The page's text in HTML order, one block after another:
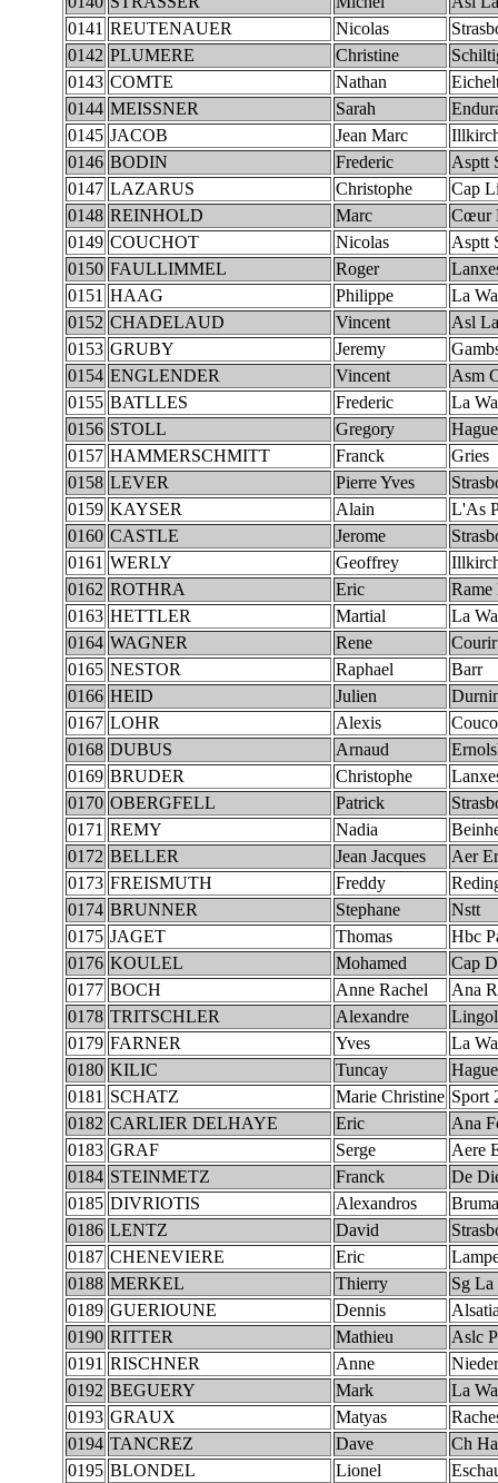
0141 REUTENAUER Nicolas
0142 PLUMERE Christine
0143 COMTE Nathan
0144 MEISSNER Sarah
0145 JACOB Jean Marc
0146 BODIN Frederic
Asptt
0147 LAZARUS Christophe
Cap
0148 REINHOLD Marc
Cœur
0149 COUCHOT Nicolas
Asptt
0150 FAULLIMMEL Roger
0151 HAAG Philippe
La
0152 CHADELAUD Vincent
Asl
0153 GRUBY Jeremy
0154 ENGLENDER Vincent
Asm
0155 BATLLES Frederic
La
0156 STOLL Gregory
0157 HAMMERSCHMITT Franck
Gries
0158 LEVER Pierre Yves
0159 KAYSER Alain
L'As
0160 CASTLE Jerome
0161 WERLY Geoffrey
0162 ROTHRA Eric
Rame
0163 HETTLER Martial
La
0164 WAGNER Rene
0165 NESTOR Raphael
Barr
0166 HEID Julien
0167 LOHR Alexis
0168 DUBUS Arnaud
0169 BRUDER Christophe
0170 OBERGFELL Patrick
0171 REMY Nadia
0172 BELLER Jean Jacques
Aer
0173 FREISMUTH Freddy
0174 BRUNNER Stephane
Nstt
0175 JAGET Thomas
Hbc
0176 KOULEL Mohamed
Cap
0177 BOCH Anne Rachel
Ana
0178 TRITSCHLER Alexandre
0179 FARNER Yves
La
0180 KILIC Tuncay
0181 SCHATZ Marie Christine Sport
0182 CARLIER DELHAYE Eric
Ana
0183 GRAF Serge
Aere
0184 STEINMETZ Franck
De
0185 DIVRIOTIS Alexandros
0186 LENTZ David
0187 CHENEVIERE Eric
0188 MERKEL Thierry
Sg La
0189 GUERIOUNE Dennis
0190 RITTER Mathieu
Aslc
0191 RISCHNER Anne
0192 BEGUERY Mark
La
0193 GRAUX Matyas
0194 TANCREZ Dave
Ch
0195 BLONDEL Lionel